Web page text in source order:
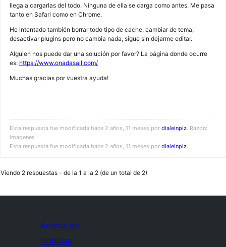
llega a cargarlas del todo. Ninguna de ella se carga como antes. Me pasa
tanto en Safari como en Chrome.
He intentado también borrar todo tipo de cache, cambiar de tema,
desactivar plugins pero no cambia nada, sigue sin dejarme editar.
Alguien nos puede dar una solución por favor? La página donde ocurre
es: https://www.onadasail.com/
Muchas gracias por vuestra ayuda!
Esta respuesta fue modificada hace 2 años, 11 meses por dialeinpiz. Razón:
imagenes
Esta respuesta fue modificada hace 2 años, 11 meses por dialeinpiz.
Viendo 2 respuestas - de la 1 a la 2 (de un total de 2)
Acerca de
Noticias